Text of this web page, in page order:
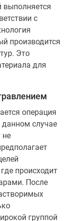
выполняется
с
производится
Это
для
операция
случае
не
происходит
После
группой